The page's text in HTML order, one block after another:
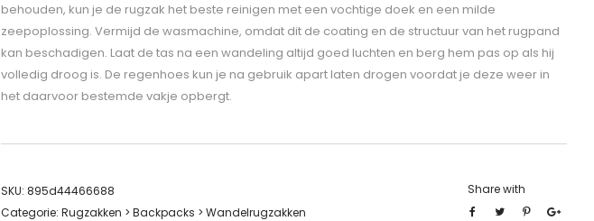
behouden, kun je de rugzak het beste reinigen met een vochtige doek en een milde
zeepoplossing. Vermijd de wasmachine, omdat dit de coating en de structuur van het rugpand
kan beschadigen. Laat de tas na een wandeling altijd goed luchten en berg hem pas op als hij
volledig droog is. De regenhoes kun je na gebruik apart laten drogen voordat je deze weer in
het daarvoor bestemde vakje opbergt.
SKU: 895d44466688
Categorie: Rugzakken > Backpacks > Wandelrugzakken
Share with